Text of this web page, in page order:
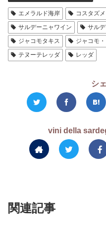
エメラルド海岸 コスタズ
サルデーニャワイン
サル
ジャコモタキス
ジャコモ
テヌーテレッダ
レッダ
シ
vini della
関連記事